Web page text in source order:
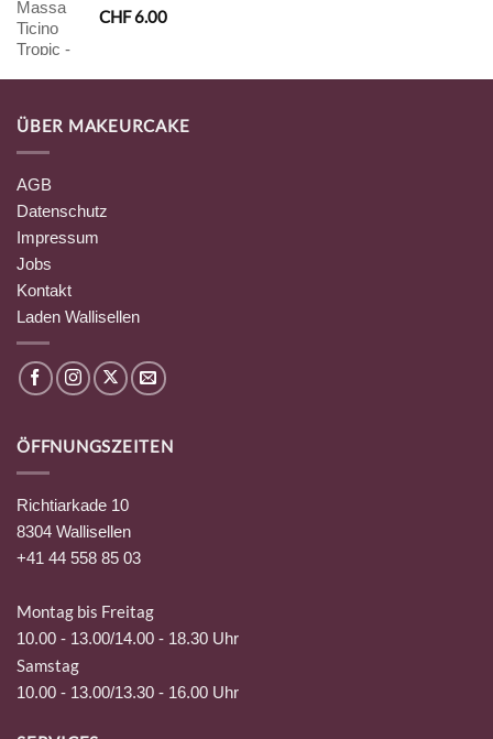
CHF6.00
ÜBER MAKEURCAKE
AGB
Datenschutz
Impressum
Jobs
Kontakt
Laden Wallisellen
ÖFFNUNGSZEITEN
Richtiarkade 10
8304 Wallisellen
+41 44 558 85 03
Montag bis Freitag
10.00 - 13.00/14.00 - 18.30 Uhr
Samstag
10.00 - 13.00/13.30 - 16.00 Uhr